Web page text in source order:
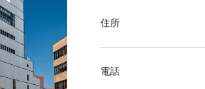
住所
電話